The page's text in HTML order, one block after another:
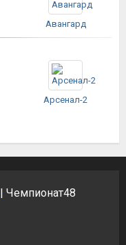
Авангард
Арсенал-2
| Чемпионат48